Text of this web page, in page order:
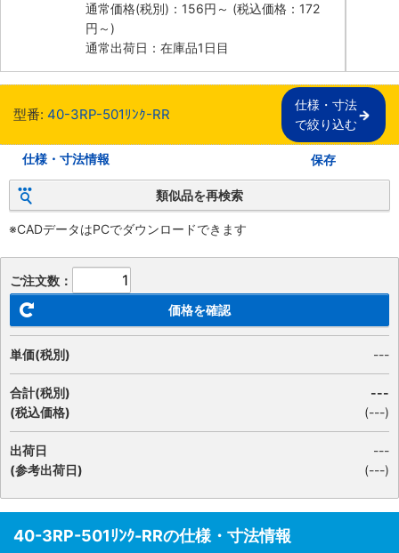
通常価格(税別)： 156円 ～ (税込価格： 172
円 ～)
通常出荷日：在庫品1日目
型番: 40-3RP-501ﾘﾝｸ-RR
仕様・寸法
で絞り込む
仕様・寸法情報 保存
類似品を再検索
※CADデータはPCでダウンロードできます
ご注文数：
価格を確認
単価(税別) ---
合計(税別)
(税込価格)
---
(---)
出荷日
(参考出荷日)
---
(---)
40-3RP-501ﾘﾝｸ-RRの仕様・寸法情報